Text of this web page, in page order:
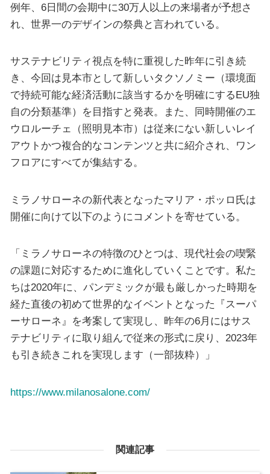
例年、6日間の会期中に30万人以上の来場者が予想さ
れ、世界一のデザインの祭典と言われている。
サステナビリティ視点を特に重視した昨年に引き続
き、今回は見本市として新しいタクソノミー（環境面
で持続可能な経済活動に該当するかを明確にするEU独
自の分類基準）を目指すと発表。また、同時開催のエ
ウロルーチェ（照明見本市）は従来にない新しいレイ
アウトかつ複合的なコンテンツと共に紹介され、ワン
フロアにすべてが集結する。
ミラノサローネの新代表となったマリア・ポッロ氏は
開催に向けて以下のようにコメントを寄せている。
「ミラノサローネの特徴のひとつは、現代社会の喫緊
の課題に対応するために進化していくことです。私た
ちは2020年に、パンデミックが最も厳しかった時期を
経た直後の初めて世界的なイベントとなった『スーパ
ーサローネ』を考案して実現し、昨年の6月にはサス
テナビリティに取り組んで従来の形式に戻り、2023年
も引き続きこれを実現します（一部抜粋）」
https://www.milanosalone.com/
関連記事